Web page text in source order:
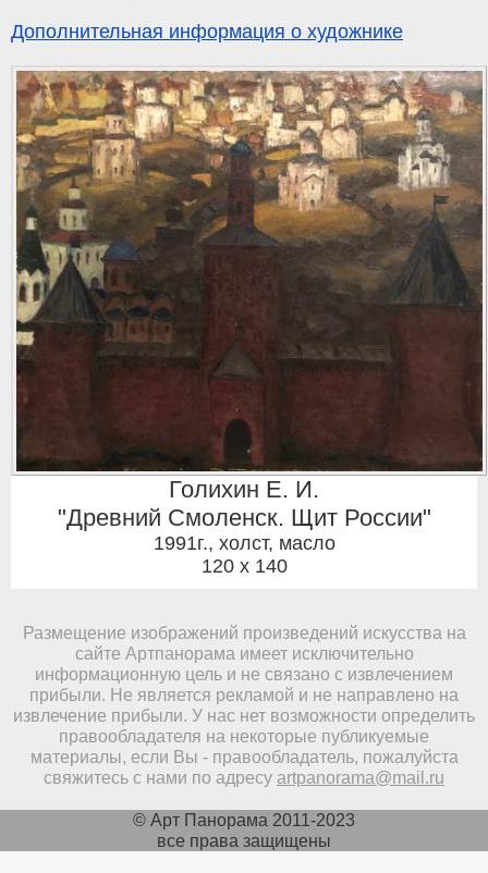
Дополнительная информация о художнике
Голихин Е. И.
"Древний Смоленск. Щит России"
1991г., холст, масло
120 x 140
Размещение изображений произведений искусства на
сайте Артпанорама имеет исключительно
информационную цель и не связано с извлечением
прибыли. Не является рекламой и не направлено на
извлечение прибыли. У нас нет возможности определить
правообладателя на некоторые публикуемые
материалы, если Вы - правообладатель, пожалуйста
свяжитесь с нами по адресу artpanorama@mail.ru
© Арт Панорама 2011-2023
все права защищены